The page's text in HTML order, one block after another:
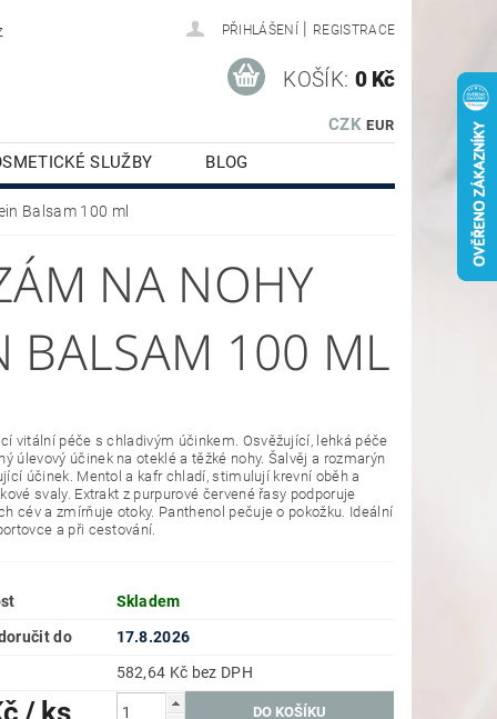
PŘIHLÁŠENÍ | REGISTRACE
CZK EUR
KOŠÍK: 0 Kč
SLUŽBY
BLOG
Balsam 100 ml
NA NOHY
100 ML
vitální péče s chladivým účinkem. Osvěžující, lehká péče
úlevový účinek na oteklé a těžké nohy. Šalvěj a rozmarýn
účinek. Mentol a kafr chladí, stimulují krevní oběh a
svaly. Extrakt z purpurové červené řasy podporuje
cév a zmírňuje otoky. Panthenol pečuje o pokožku. Ideální
a při cestování.
Skladem
do
17.8.2026
582,64 Kč bez DPH
/ ks